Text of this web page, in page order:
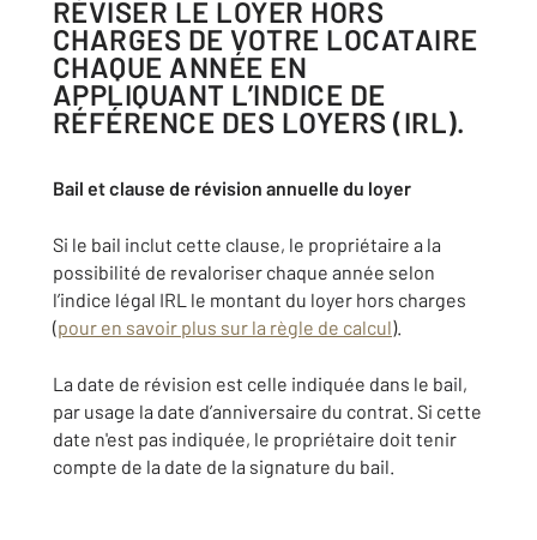
RÉVISER LE LOYER HORS
CHARGES DE VOTRE LOCATAIRE
CHAQUE ANNÉE EN
APPLIQUANT L’INDICE DE
RÉFÉRENCE DES LOYERS (IRL).
Bail et clause de révision annuelle du loyer
Si le bail inclut cette clause, le propriétaire a la
possibilité de revaloriser chaque année selon
l’indice légal IRL le montant du loyer hors charges
(pour en savoir plus sur la règle de calcul).
La date de révision est celle indiquée dans le bail,
par usage la date d’anniversaire du contrat. Si cette
date n'est pas indiquée, le propriétaire doit tenir
compte de la date de la signature du bail.